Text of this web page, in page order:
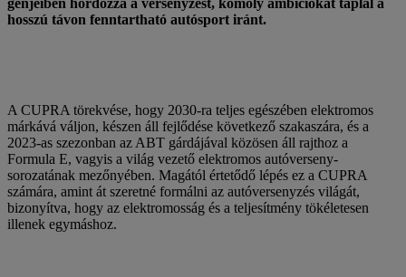
génjeiben hordozza a versenyzést, komoly ambíciókat táplál a
hosszú távon fenntartható autósport iránt.
A CUPRA törekvése, hogy 2030-ra teljes egészében elektromos
márkává váljon, készen áll fejlődése következő szakaszára, és a
2023-as szezonban az ABT gárdájával közösen áll rajthoz a
Formula E, vagyis a világ vezető elektromos autóverseny-
sorozatának mezőnyében. Magától értetődő lépés ez a CUPRA
számára, amint át szeretné formálni az autóversenyzés világát,
bizonyítva, hogy az elektromosság és a teljesítmény tökéletesen
illenek egymáshoz.